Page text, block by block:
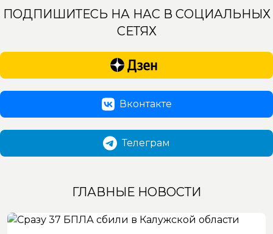
ПОДПИШИТЕСЬ НА НАС В СОЦИАЛЬНЫХ
СЕТЯХ
Вконтакте
Телеграм
ГЛАВНЫЕ НОВОСТИ